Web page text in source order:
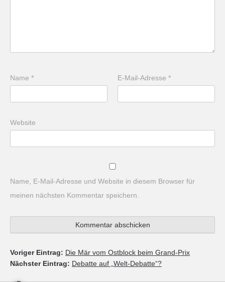
Name * E-Mail-Adresse*
Website
Name, E-Mail-Adresse und Website in diesem Browser für
meinen nächsten Kommentar speichern.
Voriger Eintrag: Die Mär vom Ostblock beim Grand-Prix
Nächster Eintrag: Debatte auf „Welt-Debatte“?